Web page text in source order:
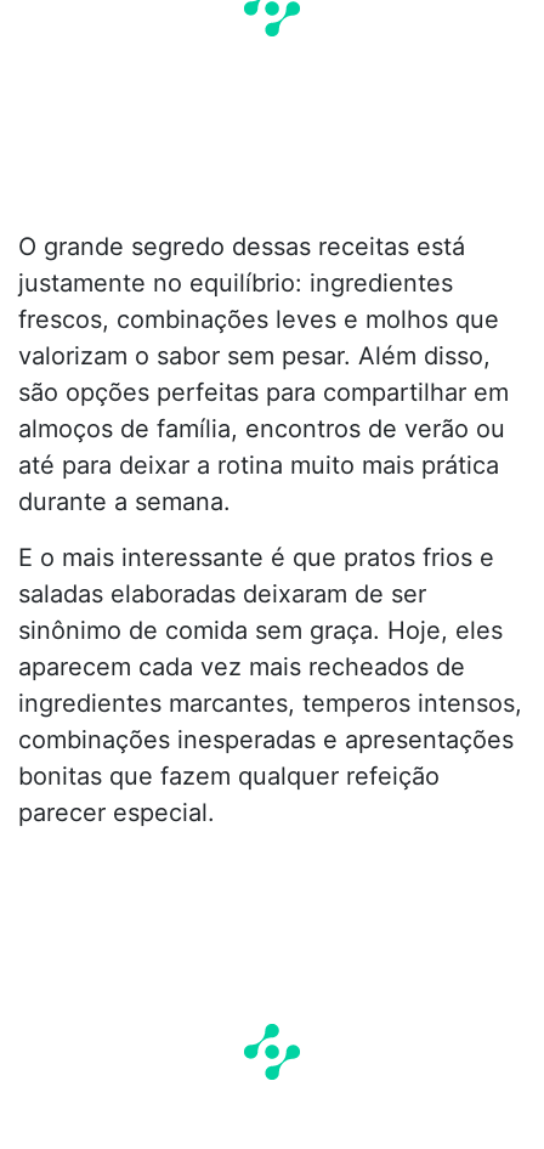
O grande segredo dessas receitas está
justamente no equilíbrio: ingredientes
frescos, combinações leves e molhos que
valorizam o sabor sem pesar. Além disso,
são opções perfeitas para compartilhar em
almoços de família, encontros de verão ou
até para deixar a rotina muito mais prática
durante a semana.
E o mais interessante é que pratos frios e
saladas elaboradas deixaram de ser
sinônimo de comida sem graça. Hoje, eles
aparecem cada vez mais recheados de
ingredientes marcantes, temperos intensos,
combinações inesperadas e apresentações
bonitas que fazem qualquer refeição
parecer especial.